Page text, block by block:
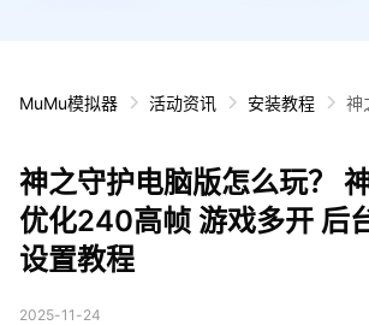
MuMu模拟器 活动资讯 安装教程
神
台
神之守护电脑版怎么玩？
优化240高帧 游戏多开 后
设置教程
2025-11-24